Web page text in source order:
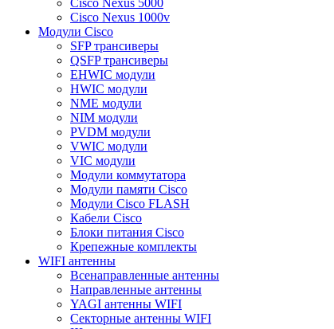
Cisco Nexus 5000
Cisco Nexus 1000v
Модули Cisco
SFP трансиверы
QSFP трансиверы
EHWIC модули
HWIC модули
NME модули
NIM модули
PVDM модули
VWIC модули
VIC модули
Модули коммутатора
Модули памяти Cisco
Модули Cisco FLASH
Кабели Cisco
Блоки питания Cisco
Крепежные комплекты
WIFI антенны
Всенаправленные антенны
Направленные антенны
YAGI антенны WIFI
Секторные антенны WIFI